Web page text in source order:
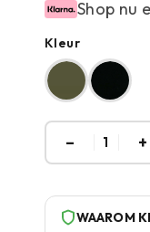
Shop nu
Kleur
– 1 +
WAAROM